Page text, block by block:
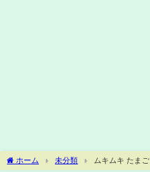
ホーム 未分類 ムキムキ たまご